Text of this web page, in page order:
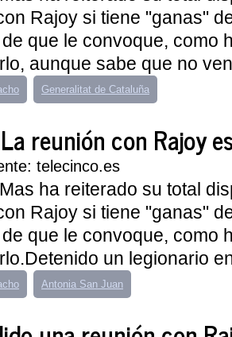
Rajoy si tiene "ganas"
que le convoque, como
aunque sabe que no
Generalitat de Cataluña
reunión con Rajoy
telecinco.es
ha reiterado su total
Rajoy si tiene "ganas"
que le convoque, como
un legionario
Antonia San Juan